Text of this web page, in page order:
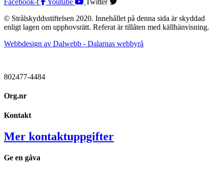
Facebook-f Youtube
Twitter
© Strålskyddsstiftelsen 2020. Innehållet på denna sida är skyddad
enligt lagen om upphovsrätt. Referat är tillåten med källhänvisning.
Webbdesign av Dalwebb - Dalarnas webbyrå
802477-4484
Org.nr
Kontakt
Mer kontaktuppgifter
Ge en gåva